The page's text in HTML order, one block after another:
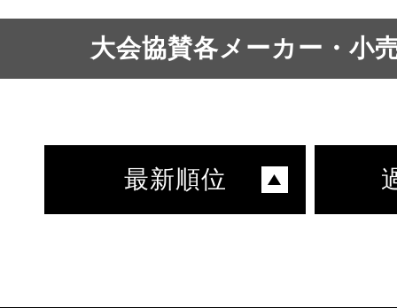
大会協賛各メーカー・小
最新順位